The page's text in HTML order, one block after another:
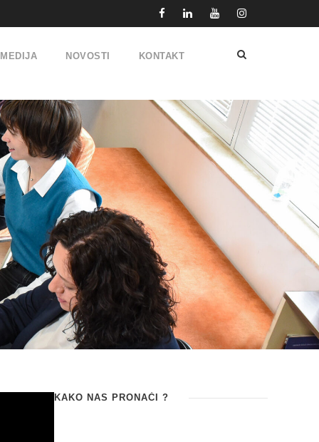
NOVOSTI KONTAKT
KAKO NAS PRONAĆI ?